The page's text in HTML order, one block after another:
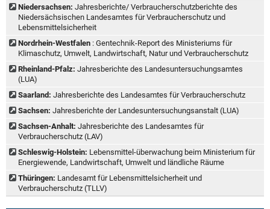
Niedersachsen: Jahresberichte/ Verbraucherschutzberichte des
Niedersächsischen Landesamtes für Verbraucherschutz und
Lebensmittelsicherheit
Nordrhein-Westfalen : Gentechnik-Report des Ministeriums für
Klimaschutz, Umwelt, Landwirtschaft, Natur und Verbraucherschutz
Rheinland-Pfalz: Jahresberichte des Landesuntersuchungsamtes
(LUA)
Saarland: Jahresberichte des Landesamtes für Verbraucherschutz
Sachsen: Jahresberichte der Landesuntersuchungsanstalt (LUA)
Sachsen-Anhalt: Jahresberichte des Landesamtes für
Verbraucherschutz (LAV)
Schleswig-Holstein: Lebensmittel-überwachung beim Ministerium für
Energiewende, Landwirtschaft, Umwelt und ländliche Räume
Thüringen: Landesamt für Lebensmittelsicherheit und
Verbraucherschutz (TLLV)